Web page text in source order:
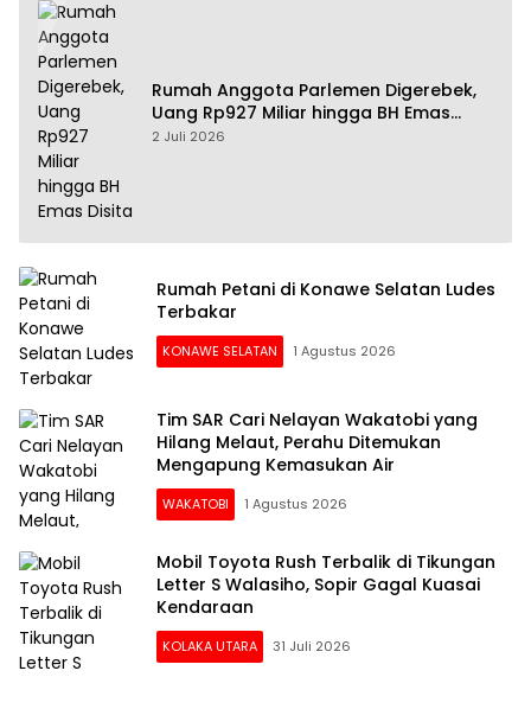
Rumah Anggota Parlemen Digerebek,
Uang Rp927 Miliar hingga BH Emas
Disita
2 Juli 2026
Rumah Petani di Konawe Selatan Ludes
Terbakar
KONAWE SELATAN 1 Agustus 2026
Tim SAR Cari Nelayan Wakatobi yang
Hilang Melaut, Perahu Ditemukan
Mengapung Kemasukan Air
WAKATOBI 1 Agustus 2026
Mobil Toyota Rush Terbalik di Tikungan
Letter S Walasiho, Sopir Gagal Kuasai
Kendaraan
KOLAKA UTARA 31 Juli 2026